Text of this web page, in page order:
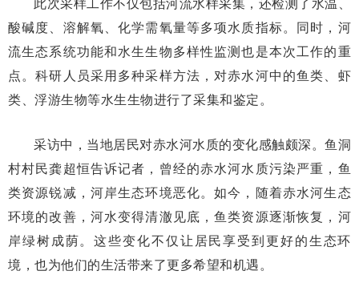
酸碱度、溶解氧、化学需氧量等多项水质指标。同时，河
流生态系统功能和水生生物多样性监测也是本次工作的重
点。科研人员采用多种采样方法，对赤水河中的鱼类、虾
类、浮游生物等水生生物进行了采集和鉴定。
采访中，当地居民对赤水河水质的变化感触颇深。鱼洞
村村民龚超恒告诉记者，曾经的赤水河水质污染严重，鱼
类资源锐减，河岸生态环境恶化。如今，随着赤水河生态
环境的改善，河水变得清澈见底，鱼类资源逐渐恢复，河
岸绿树成荫。这些变化不仅让居民享受到更好的生态环
境，也为他们的生活带来了更多希望和机遇。